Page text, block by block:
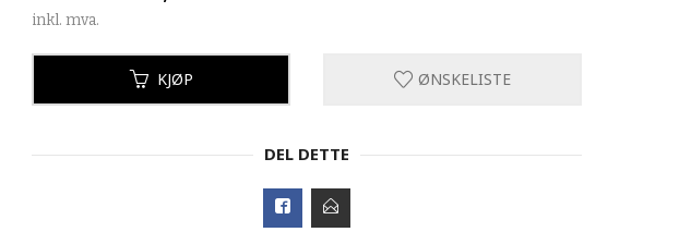
inkl. mva.
KJØP ØNSKELISTE
DEL DETTE